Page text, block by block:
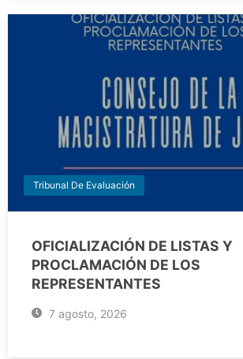
Tribunal De Evaluación
OFICIALIZACIÓN DE LISTAS Y
PROCLAMACIÓN DE LOS
REPRESENTANTES
7 agosto, 2026